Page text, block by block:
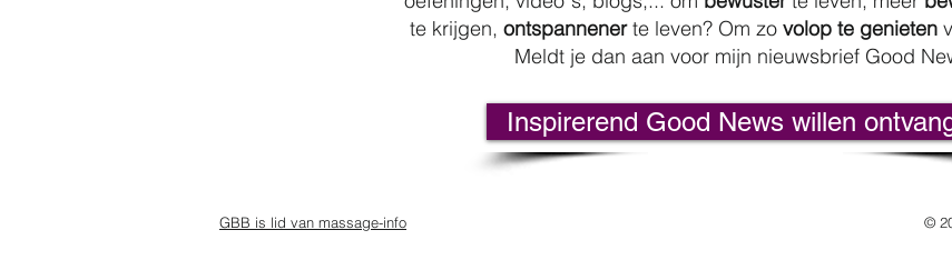
te krijgen, ontspannener te leven? Om zo volop te genieten
Meldt je dan aan voor mijn nieuwsbrief Good
Inspirerend Good News willen
GBB is lid van massage-info ©